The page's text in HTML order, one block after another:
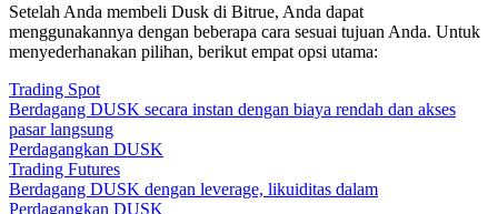
Setelah Anda membeli Dusk di Bitrue, Anda dapat
menggunakannya dengan beberapa cara sesuai tujuan Anda. Untuk
menyederhanakan pilihan, berikut empat opsi utama:
Trading Spot
Berdagang DUSK secara instan dengan biaya rendah dan akses
pasar langsung
Perdagangkan DUSK
Trading Futures
Berdagang DUSK dengan leverage, likuiditas dalam
Perdagangkan DUSK